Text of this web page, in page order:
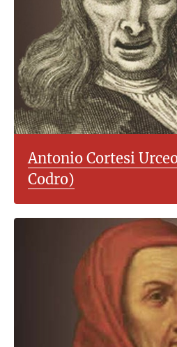
Antonio Cortesi
Codro)